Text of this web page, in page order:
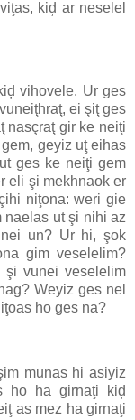
kiḑ ar neselel
vihovele. Ur ges
ei şiţ ges
nasçraţ gir ke neiţi
geyiz uţ eihas
ges ke neiţi gem
eli şi mekhnaok er
niţona: weri gie
ut şi nihi az
un? Ur hi, şok
gim veselelim?
vunei veselelim
Weyiz ges nel
ho ges na?
munas hi asiyiz
ho ha girnaţi kiḑ
as mez ha girnaţi